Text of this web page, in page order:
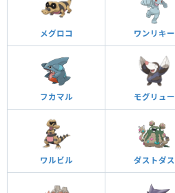
メグロコ ワンリキー
フカマル モグリュー
ワルビル ダストダス